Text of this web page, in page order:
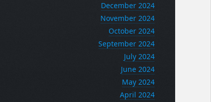
December 2024
November 2024
October 2024
September 2024
July 2024
June 2024
May 2024
April 2024